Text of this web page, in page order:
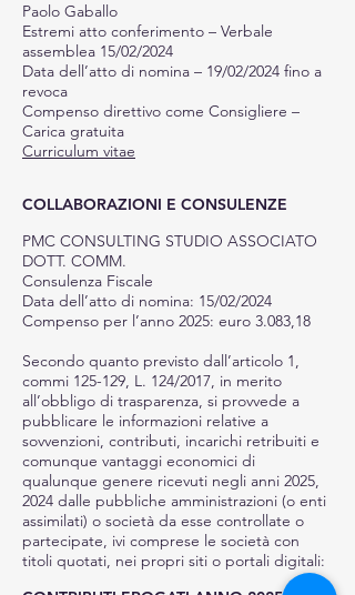
Paolo Gaballo
Estremi atto conferimento – Verbale
assemblea 15/02/2024
Data dell’atto di nomina – 19/02/2024 fino a
revoca
Compenso direttivo come Consigliere –
Carica gratuita
Curriculum vitae
COLLABORAZIONI E CONSULENZE
PMC CONSULTING STUDIO ASSOCIATO
DOTT. COMM.
Consulenza Fiscale
Data dell’atto di nomina: 15/02/2024
Compenso per l’anno 2025: euro 3.083,18
Secondo quanto previsto dall’articolo 1,
commi 125-129, L. 124/2017, in merito
all’obbligo di trasparenza, si provvede a
pubblicare le informazioni relative a
sovvenzioni, contributi, incarichi retribuiti e
comunque vantaggi economici di
qualunque genere ricevuti negli anni 2025,
2024 dalle pubbliche amministrazioni (o enti
assimilati) o società da esse controllate o
partecipate, ivi comprese le società con
titoli quotati, nei propri siti o portali digitali: